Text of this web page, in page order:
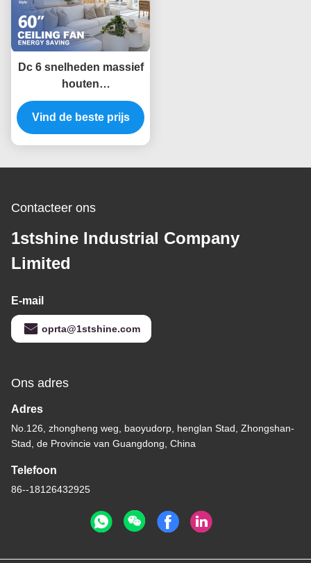
Dc 6 snelheden massief
houten
plafondventilator
afstandsbediening
binneninrichting
Vind de beste prijs
Contacteer ons
1stshine Industrial Company
Limited
E-mail
oprta@1stshine.com
Ons adres
Adres
No.126, zhongheng weg, baoyudorp, henglan Stad, Zhongshan-
Stad, de Provincie van Guangdong, China
Telefoon
86--18126432925